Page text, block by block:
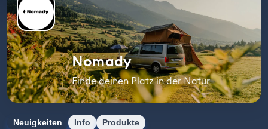
Nomady
Finde deinen Platz in der Natur
Neuigkeiten Info Produkte